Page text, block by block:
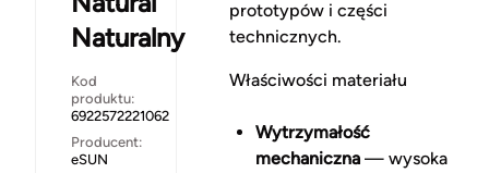
Naturalny
Kod
produktu:
6922572221062
Producent:
eSUN
prototypów i części
technicznych.
Właściwości materiału
Wytrzymałość
mechaniczna— wysoka